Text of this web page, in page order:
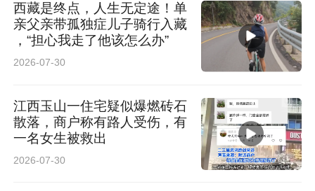
西藏是终点，人生无定途！单
亲父亲带孤独症儿子骑行入藏
，“担心我走了他该怎么办”
2026-07-30
江西玉山一住宅疑似爆燃砖石
散落，商户称有路人受伤，有
一名女生被救出
2026-07-30